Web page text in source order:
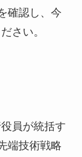
確認し、今
さい。
員が統括す
端技術戦略